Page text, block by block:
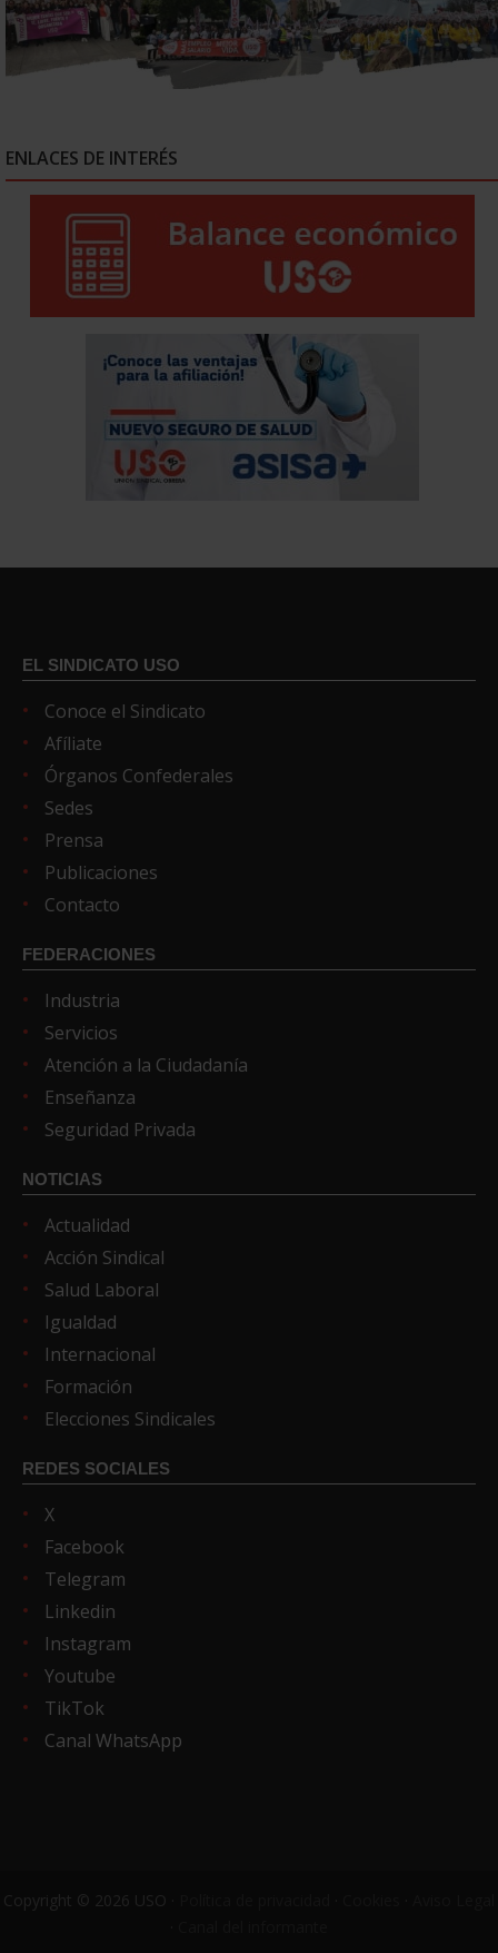
ENLACES DE INTERÉS
EL SINDICATO USO
Conoce el Sindicato
Afíliate
Órganos Confederales
Sedes
Prensa
Publicaciones
Contacto
FEDERACIONES
Industria
Servicios
Atención a la Ciudadanía
Enseñanza
Seguridad Privada
NOTICIAS
Actualidad
Acción Sindical
Salud Laboral
Igualdad
Internacional
Formación
Elecciones Sindicales
REDES SOCIALES
X
Facebook
Telegram
Linkedin
Instagram
Youtube
TikTok
Canal WhatsApp
Copyright © 2026 USO ·